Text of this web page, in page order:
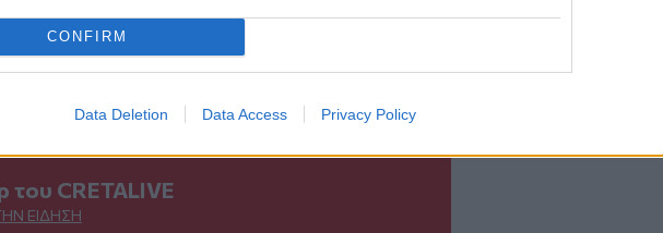
CONFIRM
Data Deletion Data Access Privacy Policy
TAGS
αντίσταση Άγιος Νικόλαος Λασίθι
του CRETALIVE
ΕΊΔΗΣΗ